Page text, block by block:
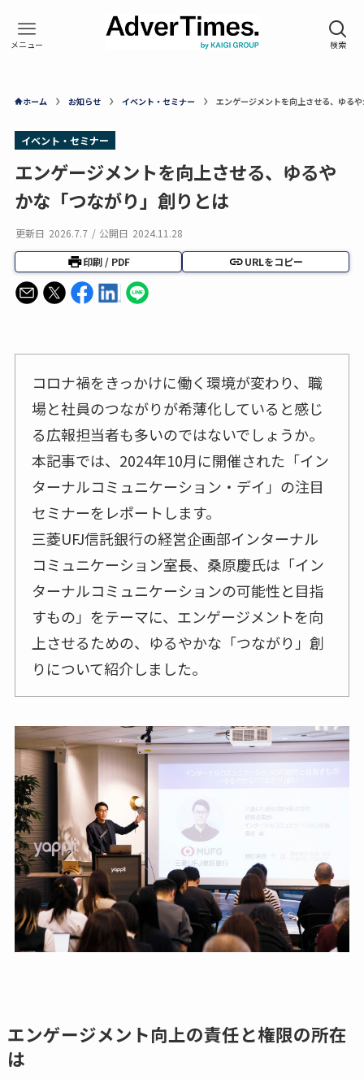
ホーム お知らせ イベント・セミナー エンゲージメントを向上させる、ゆる
イベント・セミナー
エンゲージメントを向上させる、ゆるや
かな「つながり」創りとは
更新日 2026.7.7 / 公開日 2024.11.28
印刷 / PDF URLをコピー
コロナ禍をきっかけに働く環境が変わり、職
場と社員のつながりが希薄化していると感じ
る広報担当者も多いのではないでしょうか。
本記事では、2024年10月に開催された「イン
ターナルコミュニケーション・デイ」の注目
セミナーをレポートします。
三菱UFJ信託銀行の経営企画部インターナル
コミュニケーション室長、桑原慶氏は「イン
ターナルコミュニケーションの可能性と目指
すもの」をテーマに、エンゲージメントを向
上させるための、ゆるやかな「つながり」創
りについて紹介しました。
エンゲージメント向上の責任と権限の所在
は